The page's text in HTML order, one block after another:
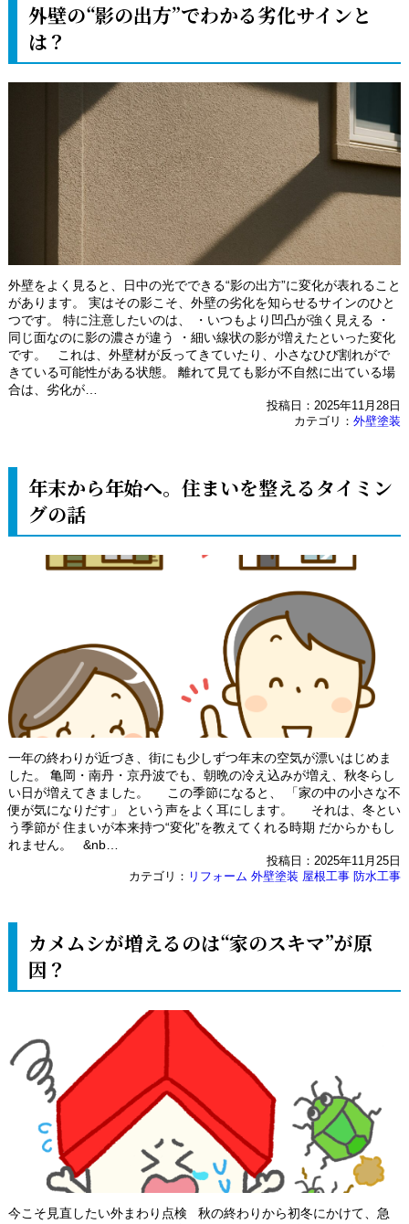
外壁の“影の出方”でわかる劣化サインと
は？
外壁をよく見ると、日中の光でできる“影の出方”に変化が表れること
があります。 実はその影こそ、外壁の劣化を知らせるサインのひと
つです。 特に注意したいのは、 ・いつもより凹凸が強く見える ・
同じ面なのに影の濃さが違う ・細い線状の影が増えたといった変化
です。 これは、外壁材が反ってきていたり、小さなひび割れがで
きている可能性がある状態。 離れて見ても影が不自然に出ている場
合は、劣化が…
投稿日：2025年11月28日
カテゴリ：外壁塗装
年末から年始へ。住まいを整えるタイミン
グの話
一年の終わりが近づき、街にも少しずつ年末の空気が漂いはじめま
した。 亀岡・南丹・京丹波でも、朝晩の冷え込みが増え、秋冬らし
い日が増えてきました。 この季節になると、 「家の中の小さな不
便が気になりだす」 という声をよく耳にします。 それは、冬とい
う季節が 住まいが本来持つ“変化”を教えてくれる時期 だからかもし
れません。 &nb…
投稿日：2025年11月25日
カテゴリ： リフォーム 外壁塗装 屋根工事 防水工事
カメムシが増えるのは“家のスキマ”が原
因？
今こそ見直したい外まわり点検 秋の終わりから初冬にかけて、急